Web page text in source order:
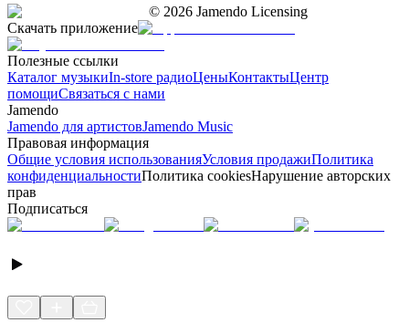
© 2026 Jamendo Licensing
Скачать приложение
Полезные ссылки
Каталог музыкиIn-store радиоЦеныКонтактыЦентр
помощиСвязаться с нами
Jamendo
Jamendo для артистовJamendo Music
Правовая информация
Общие условия использованияУсловия продажиПолитика
конфиденциальностиПолитика cookiesНарушение авторских
прав
Подписаться